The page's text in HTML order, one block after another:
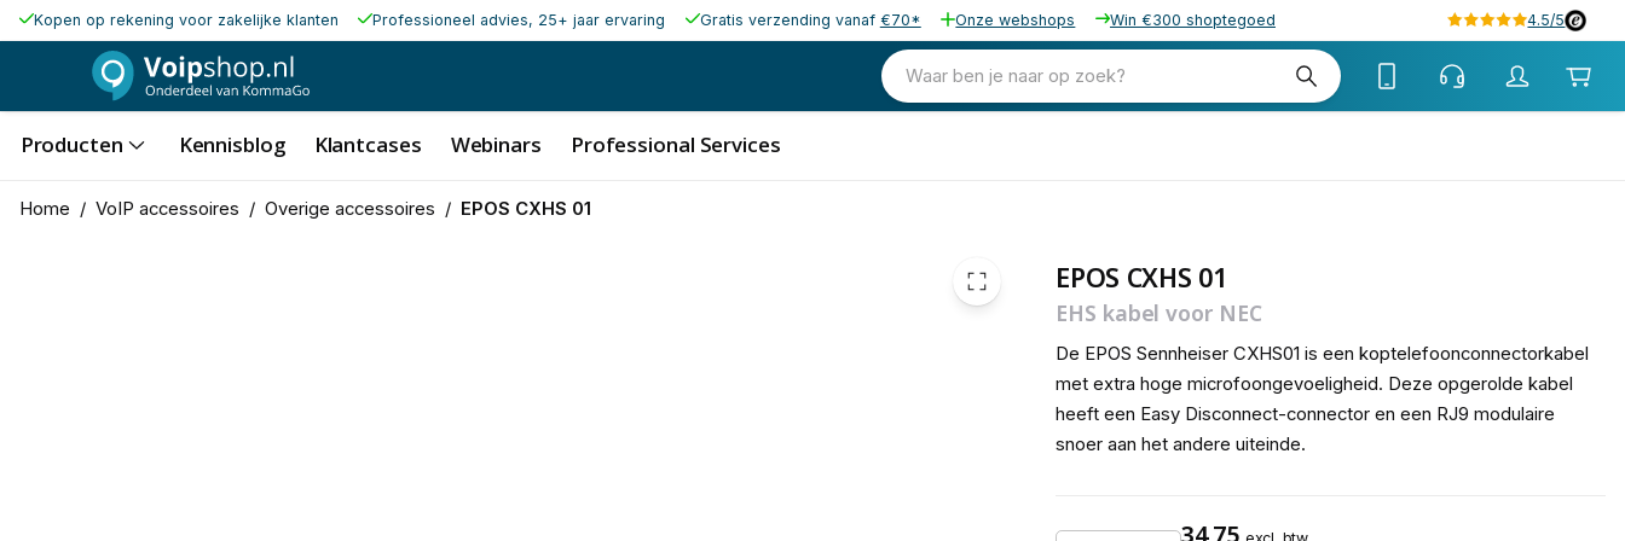
Kopen op rekening voor zakelijke klanten Professioneel advies, 25+ jaar ervaring Gratis verzending vanaf €70* Onze webshops Win €300 shoptegoed 4.5/5
Waar ben je naar op zoek?
Producten Kennisblog Klantcases Webinars Professional Services
Home / VoIP accessoires / Overige accessoires / EPOS CXHS 01
EPOS CXHS 01
EHS kabel voor NEC
De EPOS Sennheiser CXHS01 is een koptelefoonconnectorkabel
met extra hoge microfoongevoeligheid. Deze opgerolde kabel
heeft een Easy Disconnect-connector en een RJ9 modulaire
snoer aan het andere uiteinde.
34,75
34,75 excl. btw
42,05 incl. btw